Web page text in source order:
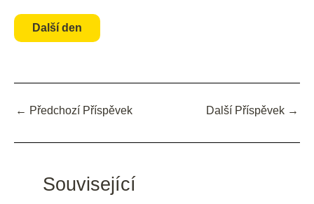
Další den
← Předchozí Příspěvek Další Příspěvek →
Související